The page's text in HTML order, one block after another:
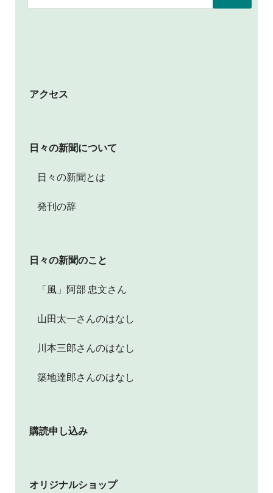
アクセス
日々の新聞について
日々の新聞とは
発刊の辞
日々の新聞のこと
「風」阿部 忠文さん
山田太一さんのはなし
川本三郎さんのはなし
築地達郎さんのはなし
購読申し込み
オリジナルショップ